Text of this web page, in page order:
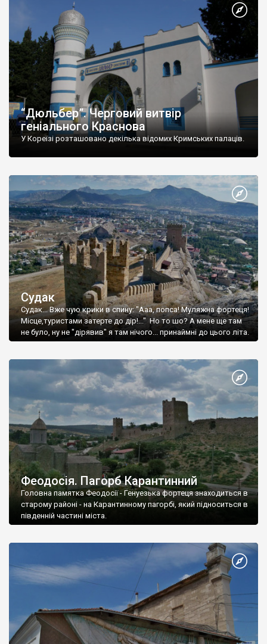
“Дюльбер”. Черговий витвір
геніального Краснова
У Кореїзі розташовано декілька відомих Кримських палаців.
Судак
Судак... Вже чую крики в спину: "Ааа, попса! Муляжна фортеця!
Місце,туристами затерте до дір!..." Но то шо? А мене ще там
не було, ну не "дірявив" я там нічого... принаймні до цього літа.
Феодосія. Пагорб Карантинний
Головна памятка Феодосії - Генуезька фортеця знаходиться в
старому районі - на Карантинному пагорбі, який підноситься в
південній частині міста.